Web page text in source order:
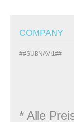
COMPANY
##SUBNAVI1##
* Alle